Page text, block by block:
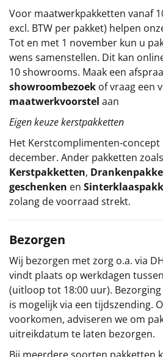
Alle overige
Voor maatwerkpakketten vanaf
excl. BTW per pakket) helpen
Tot en met 1 november kun u
wens samenstellen. Dit kan
10 showrooms. Maak een
showroombezoek of vraag een
maatwerkvoorstel aan
Eigen keuze kerstpakketten
Het Kerstcomplimenten-concept
december. Ander pakketten zoals
Kerstpakketten,
geschenken en
zolang de voorraad strekt.
Bezorgen
Wij bezorgen met zorg o.a. via
vindt plaats op werkdagen
(uitloop tot 18:00 uur).
is mogelijk via een tijdszending.
voorkomen, adviseren we om
uitreikdatum te laten bezorgen.